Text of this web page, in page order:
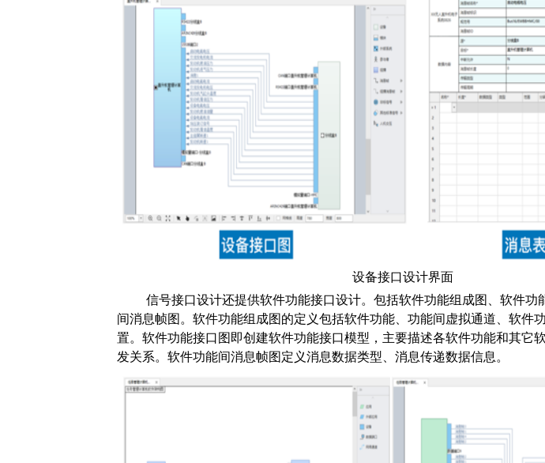
设备接口设计界面
信号接口设计还提供软件功能接口设计。包括软件功能组成图、软件功
间消息帧图。软件功能组成图的定义包括软件功能、功能间虚拟通道、软件
置。软件功能接口图即创建软件功能接口模型，主要描述各软件功能和其它
发关系。软件功能间消息帧图定义消息数据类型、消息传递数据信息。